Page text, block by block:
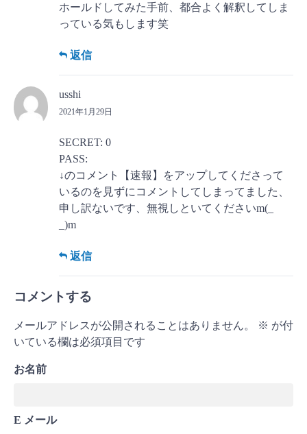
ホールドしてみた手前、都合よく解釈してしま
っている気もします笑
返信
usshi
2021年1月29日
SECRET: 0
PASS:
↓のコメント【速報】をアップしてくださって
いるのを見ずにコメントしてしまってました、
申し訳ないです、無視しといてくださいm(_
_)m
返信
コメントする
メールアドレスが公開されることはありません。 ※ が付
いている欄は必須項目です
お名前
E メール